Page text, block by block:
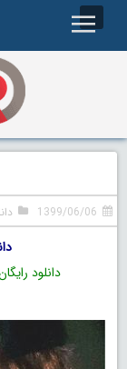
1399/06/06
دانلود